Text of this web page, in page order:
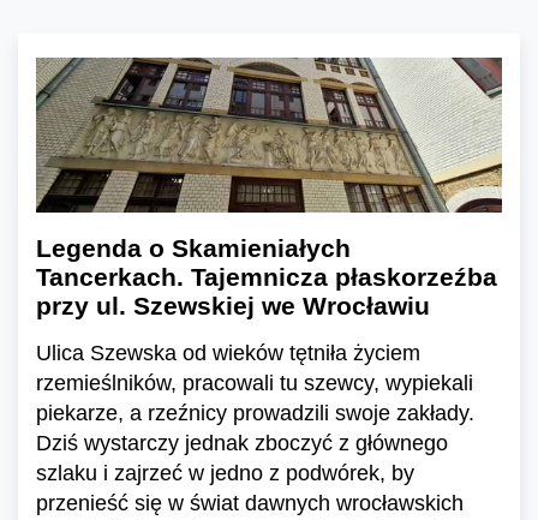
Legenda o Skamieniałych
Tancerkach. Tajemnicza płaskorzeźba
przy ul. Szewskiej we Wrocławiu
Ulica Szewska od wieków tętniła życiem
rzemieślników, pracowali tu szewcy, wypiekali
piekarze, a rzeźnicy prowadzili swoje zakłady.
Dziś wystarczy jednak zboczyć z głównego
szlaku i zajrzeć w jedno z podwórek, by
przenieść się w świat dawnych wrocławskich